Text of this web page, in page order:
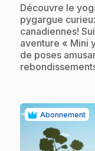
.Découvre le
pygargue
canadiennes!
aventure « Mini
de poses
Abonnement